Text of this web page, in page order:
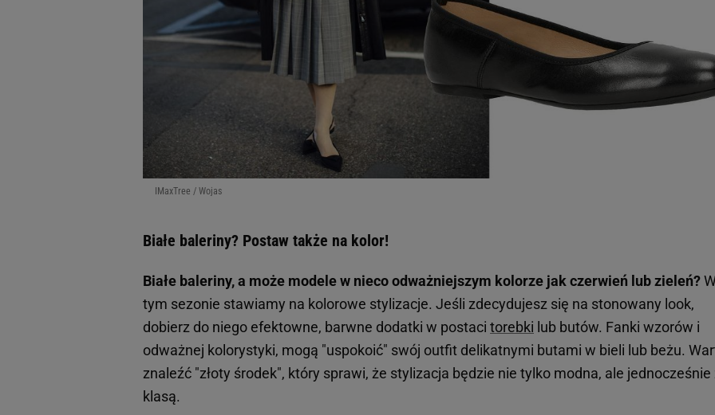
IMaxTree / Wojas
Białe baleriny? Postaw także na kolor!
Białe baleriny, a może modele w nieco odważniejszym kolorze jak czerwień lub zieleń?
tym sezonie stawiamy na kolorowe stylizacje. Jeśli zdecydujesz się na stonowany look,
dobierz do niego efektowne, barwne dodatki w postaci torebki lub butów. Fanki wzorów i
odważnej kolorystyki, mogą "uspokoić" swój outfit delikatnymi butami w bieli lub beżu.
znaleźć "złoty środek", który sprawi, że stylizacja będzie nie tylko modna, ale jednocześnie
klasą.